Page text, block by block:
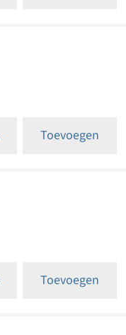
Toevoegen
Toevoegen